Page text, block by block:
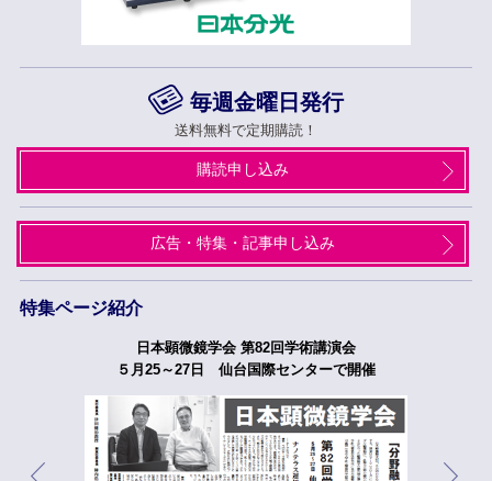
毎週金曜日発行
送料無料で定期購読！
購読申し込み
広告・特集・記事申し込み
特集ページ紹介
日本顕微鏡学会 第82回学術講演会
５月25～27日 仙台国際センターで開催